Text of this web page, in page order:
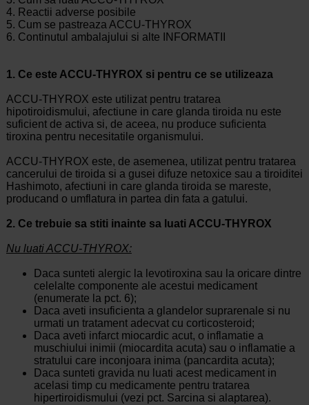
4. Reactii adverse posibile
5. Cum se pastreaza ACCU-THYROX
6. Continutul ambalajului si alte INFORMATII
1. Ce este ACCU-THYROX si pentru ce se utilizeaza
ACCU-THYROX este utilizat pentru tratarea
hipotiroidismului, afectiune in care glanda tiroida nu este
suficient de activa si, de aceea, nu produce suficienta
tiroxina pentru necesitatile organismului.
ACCU-THYROX este, de asemenea, utilizat pentru tratarea
cancerului de tiroida si a gusei difuze netoxice sau a tiroiditei
Hashimoto, afectiuni in care glanda tiroida se mareste,
producand o umflatura in partea din fata a gatului.
2. Ce trebuie sa stiti inainte sa luati ACCU-THYROX
Nu luati ACCU-THYROX:
Daca sunteti alergic la levotiroxina sau la oricare dintre
celelalte componente ale acestui medicament
(enumerate la pct. 6);
Daca aveti insuficienta a glandelor suprarenale si nu
urmati un tratament adecvat cu corticosteroid;
Daca aveti infarct miocardic acut, o inflamatie a
muschiului inimii (miocardita acuta) sau o inflamatie a
stratului care inconjoara inima (pancardita acuta);
Daca sunteti gravida nu luati acest medicament in
acelasi timp cu medicamente pentru tratarea
hipertiroidismului (vezi pct. Sarcina si alaptarea).